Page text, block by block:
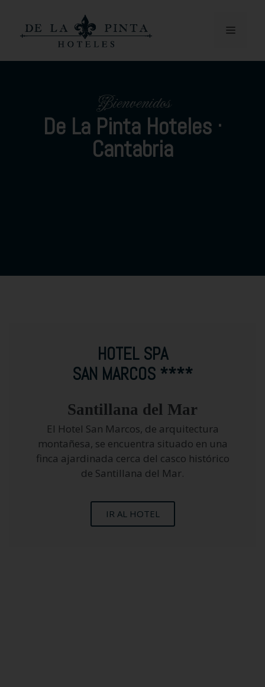
Bienvenidos
De La Pinta Hoteles ·
Cantabria
HOTEL SPA
SAN MARCOS ****
Santillana del Mar
El Hotel San Marcos, de arquitectura
montañesa, se encuentra situado en una
finca ajardinada cerca del casco histórico
de Santillana del Mar.
IR AL HOTEL